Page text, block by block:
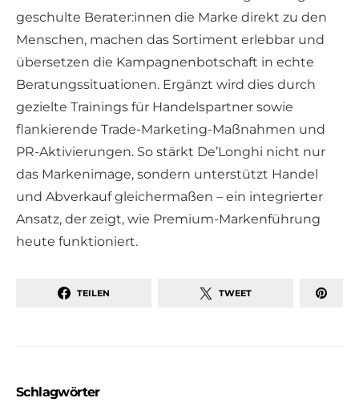
geschulte Berater:innen die Marke direkt zu den
Menschen, machen das Sortiment erlebbar und
übersetzen die Kampagnenbotschaft in echte
Beratungssituationen. Ergänzt wird dies durch
gezielte Trainings für Handelspartner sowie
flankierende Trade-Marketing-Maßnahmen und
PR-Aktivierungen. So stärkt De’Longhi nicht nur
das Markenimage, sondern unterstützt Handel
und Abverkauf gleichermaßen – ein integrierter
Ansatz, der zeigt, wie Premium-Markenführung
heute funktioniert.
TEILEN TWEET
Schlagwörter